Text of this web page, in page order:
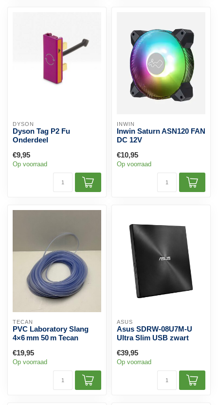
DYSON
Dyson Tag P2 Fu
Onderdeel
€9,95
Op voorraad
INWIN
Inwin Saturn ASN120 FAN
DC 12V
€10,95
Op voorraad
TECAN
PVC Laboratory Slang
4×6 mm 50 m Tecan
€19,95
Op voorraad
ASUS
Asus SDRW-08U7M-U
Ultra Slim USB zwart
€39,95
Op voorraad